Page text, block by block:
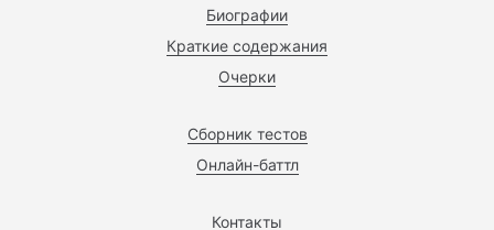
Биографии
Краткие содержания
Очерки
Сборник тестов
Онлайн-баттл
Контакты